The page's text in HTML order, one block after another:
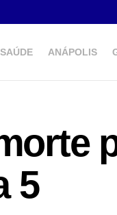
SAÚDE ANÁPOLIS
5